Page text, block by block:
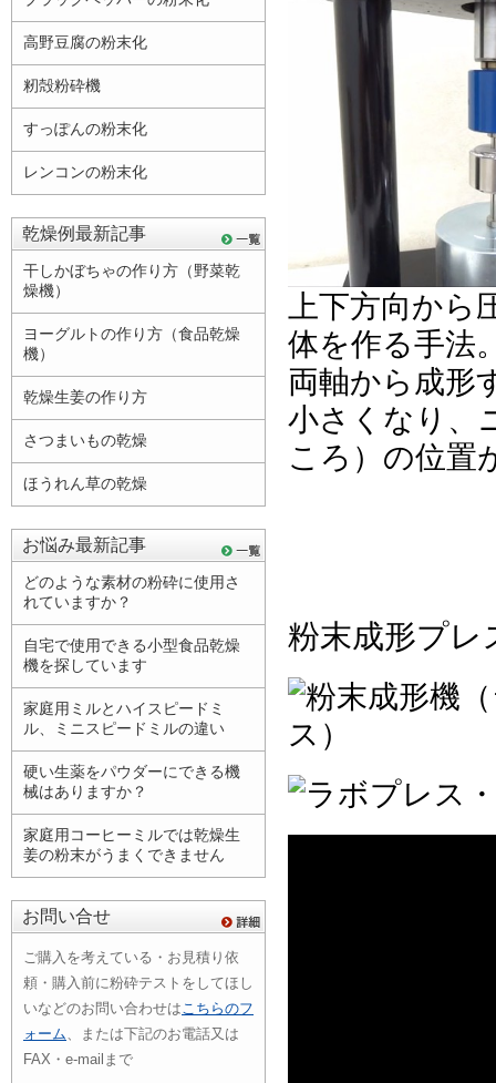
上下方向か
体を作る手法
両軸から成形
小さくなり、
ころ）の位置
粉末成形プレ
高野豆腐の粉末化
籾殻粉砕機
すっぽんの粉末化
レンコンの粉末化
乾燥例最新記事
干しかぼちゃの作り方（野菜乾
燥機）
ヨーグルトの作り方（食品乾燥
機）
乾燥生姜の作り方
さつまいもの乾燥
ほうれん草の乾燥
お悩み最新記事
どのような素材の粉砕に使用さ
れていますか？
自宅で使用できる小型食品乾燥
機を探しています
家庭用ミルとハイスピードミ
ル、ミニスピードミルの違い
硬い生薬をパウダーにできる機
械はありますか？
家庭用コーヒーミルでは乾燥生
姜の粉末がうまくできません
お問い合せ
ご購入を考えている・お見積り依
頼・購入前に粉砕テストをしてほし
いなどのお問い合わせはこちらのフ
ォーム、または下記のお電話又は
FAX・e-mailまで